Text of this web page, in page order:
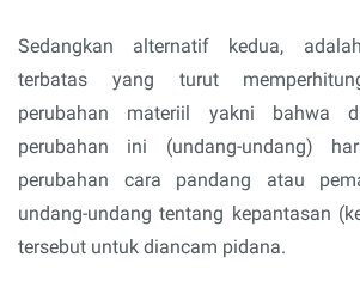
Sedangkan alternatif kedua,
terbatas yang turut
perubahan materiil yakni bahwa
perubahan ini (undang-undang)
perubahan cara pandang atau
undang-undang tentang kepantasan
tersebut untuk diancam pidana.